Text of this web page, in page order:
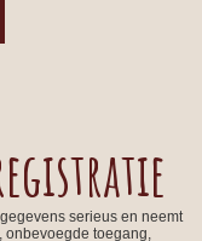
serieus en neemt
onbevoegde toegang,